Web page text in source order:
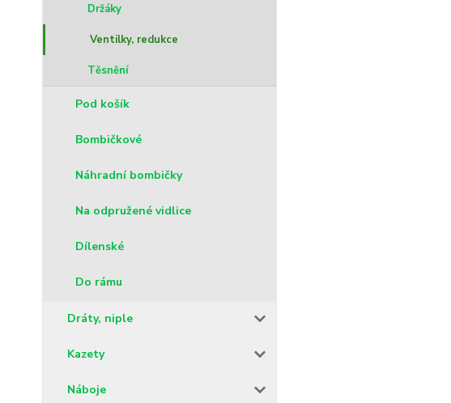
Držáky
Ventilky, redukce
Těsnění
Pod košík
Bombičkové
Náhradní bombičky
Na odpružené vidlice
Dílenské
Do rámu
Dráty, niple
Kazety
Náboje